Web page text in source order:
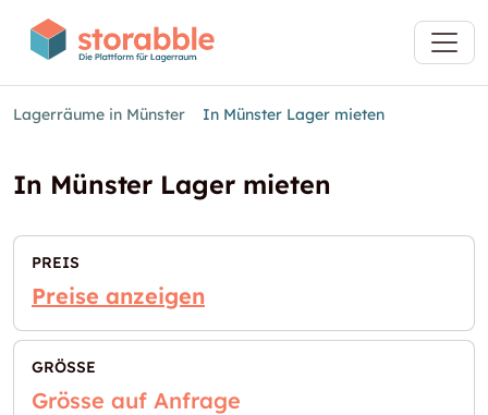
Lagerräume in Münster In Münster Lager mieten
In Münster Lager mieten
PREIS
Preise anzeigen
GRÖSSE
Grösse auf Anfrage